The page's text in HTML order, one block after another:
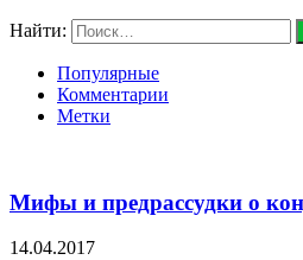
Найти:
Популярные
Комментарии
Метки
Мифы и предрассудки о
14.04.2017